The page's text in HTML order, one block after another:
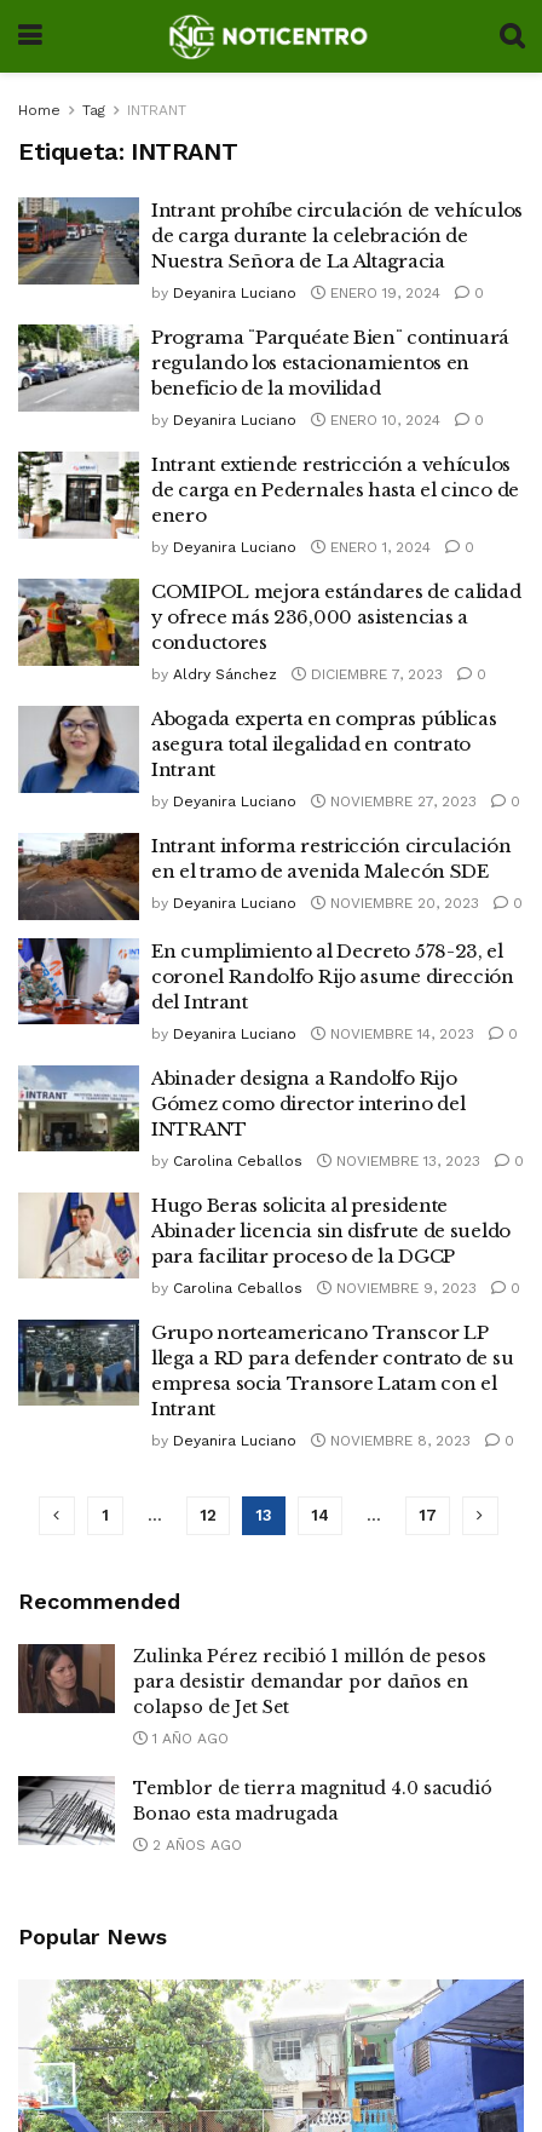
Home Tag INTRANT
Etiqueta: INTRANT
Intrant prohíbe circulación de vehículos
de carga durante la celebración de
Nuestra Señora de La Altagracia
by Deyanira Luciano ENERO 19, 2024 0
Programa ¨Parquéate Bien¨ continuará
regulando los estacionamientos en
beneficio de la movilidad
by Deyanira Luciano ENERO 10, 2024 0
Intrant extiende restricción a vehículos
de carga en Pedernales hasta el cinco de
enero
by Deyanira Luciano ENERO 1, 2024 0
COMIPOL mejora estándares de calidad
y ofrece más 236,000 asistencias a
conductores
by Aldry Sánchez DICIEMBRE 7, 2023 0
Abogada experta en compras públicas
asegura total ilegalidad en contrato
Intrant
by Deyanira Luciano NOVIEMBRE 27, 2023 0
Intrant informa restricción circulación
en el tramo de avenida Malecón SDE
by Deyanira Luciano NOVIEMBRE 20, 2023 0
En cumplimiento al Decreto 578-23, el
coronel Randolfo Rijo asume dirección
del Intrant
by Deyanira Luciano NOVIEMBRE 14, 2023 0
Abinader designa a Randolfo Rijo
Gómez como director interino del
INTRANT
by Carolina Ceballos NOVIEMBRE 13, 2023 0
Hugo Beras solicita al presidente
Abinader licencia sin disfrute de sueldo
para facilitar proceso de la DGCP
by Carolina Ceballos NOVIEMBRE 9, 2023 0
Grupo norteamericano Transcor LP
llega a RD para defender contrato de su
empresa socia Transore Latam con el
Intrant
by Deyanira Luciano NOVIEMBRE 8, 2023 0
1 … 12 13 14 … 17
Recommended
Zulinka Pérez recibió 1 millón de pesos
para desistir demandar por daños en
colapso de Jet Set
1 AÑO AGO
Temblor de tierra magnitud 4.0 sacudió
Bonao esta madrugada
2 AÑOS AGO
Popular News